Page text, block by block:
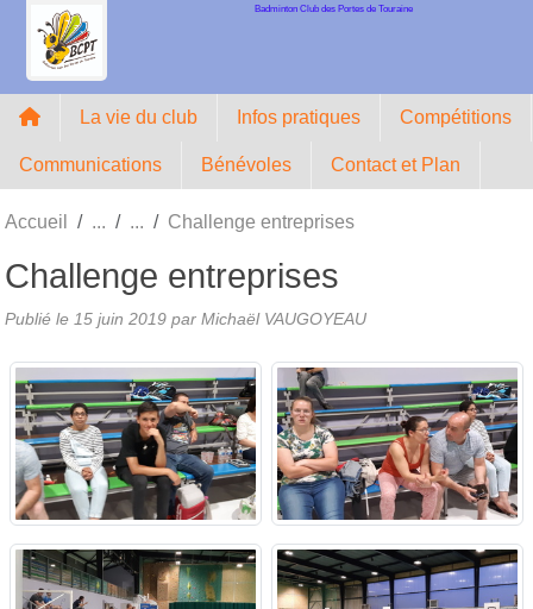
Badminton Club des Portes de Touraine
La vie du club Infos pratiques Compétitions
Communications Bénévoles Contact et Plan
Accueil Challenge entreprises
Challenge entreprises
Publié le 15 juin 2019 par Michaël VAUGOYEAU
Panneau de gestion des cookies